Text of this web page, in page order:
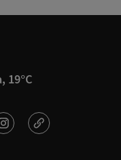
19°C